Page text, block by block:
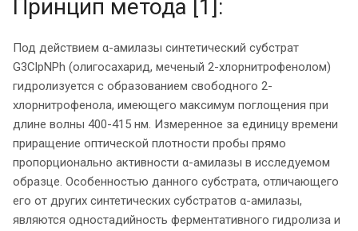
Принцип метода [1]:
Под действием α-амилазы синтетический субстрат
G3СlpNPh (олигосахарид, меченый 2-хлорнитрофенолом)
гидролизуется с образованием свободного 2-
хлорнитрофенола, имеющего максимум поглощения при
длине волны 400-415 нм. Измеренное за единицу времени
приращение оптической плотности пробы прямо
пропорционально активности α-амилазы в исследуемом
образце. Особенностью данного субстрата, отличающего
его от других синтетических субстратов α-амилазы,
являются одностадийность ферментативного гидролиза и